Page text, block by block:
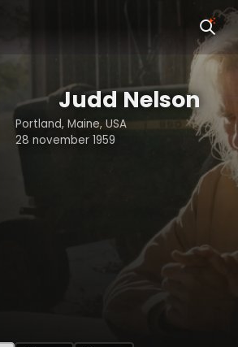
Judd Nelson
Portland, Maine, USA
28 november 1959